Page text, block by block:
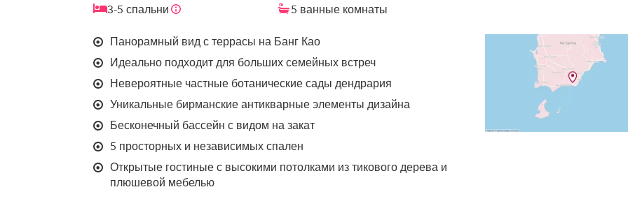
3-5 спальни
5 ванные комнаты
Панорамный вид с террасы на Банг Као
Идеально подходит для больших семейных встреч
Невероятные частные ботанические сады дендрария
Уникальные бирманские антикварные элементы дизайна
Бесконечный бассейн с видом на закат
5 просторных и независимых спален
Открытые гостиные с высокими потолками из тикового дерева и
плюшевой мебелью